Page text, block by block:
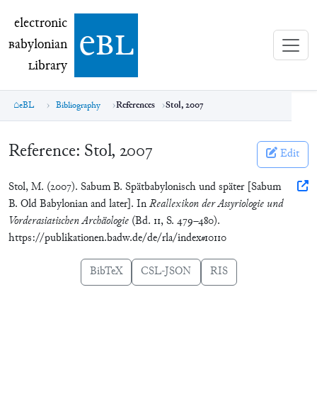
electronic Babylonian Library (eBL)
electronic
Babylonian
Library ebl
eBL Bibliography References Stol, 2007
Reference: Stol, 2007 Edit
Stol, M. (2007). Sabum B. Spätbabylonisch und später [Sabum
B. Old Babylonian and later]. InReallexikon der Assyriologie und
Vorderasiatischen Archäologie (Bd. 11, S. 479–480).
https://publikationen.badw.de/de/rla/index#10110
BibTeX CSL-JSON RIS